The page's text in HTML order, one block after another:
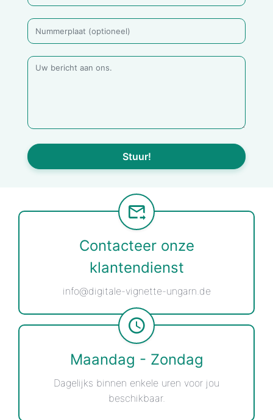
Stuur!
Contacteer onze
klantendienst
info@digitale-vignette-ungarn.de
Maandag - Zondag
Dagelijks binnen enkele uren voor jou
beschikbaar.